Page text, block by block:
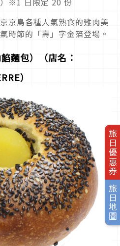
旅日優惠券
旅日地圖
京鳥各種人氣熟食的雞肉美
時節的「壽」字金箔登場。
麵包）（店名：
）